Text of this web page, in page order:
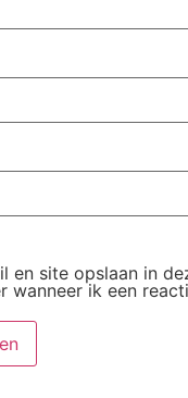
en site opslaan in
wanneer ik een